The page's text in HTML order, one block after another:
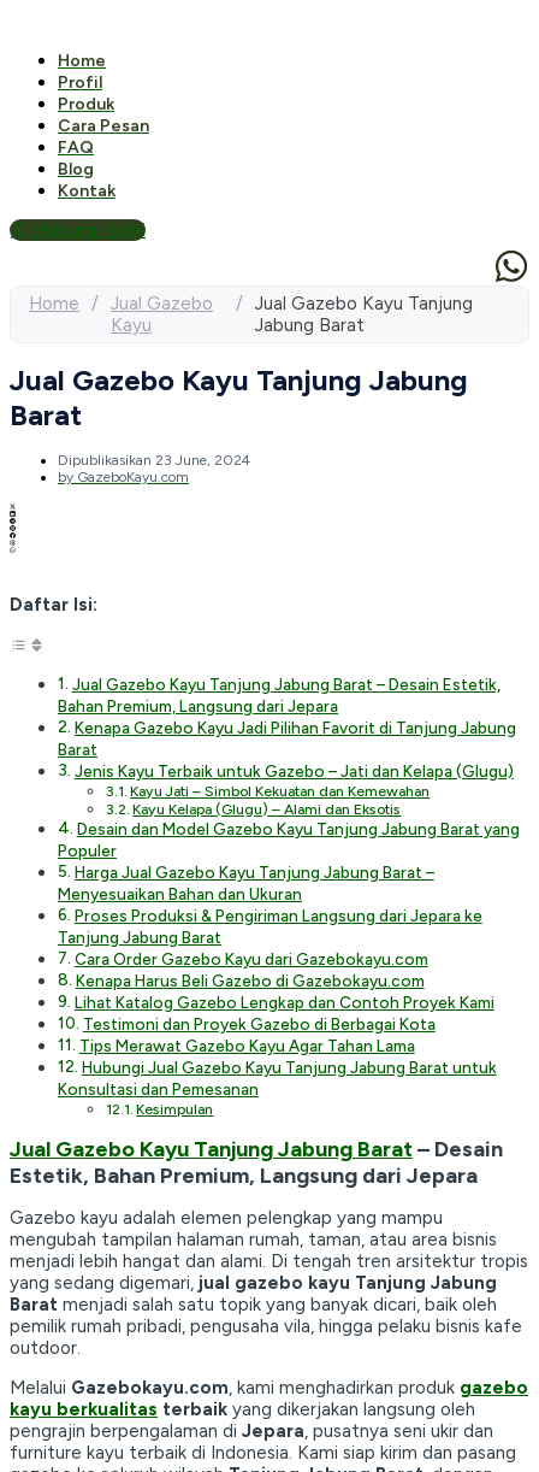
Home
Profil
Produk
Cara Pesan
FAQ
Blog
Kontak
Hubungi Kami
Home / Jual Gazebo
Kayu
/ Jual Gazebo Kayu Tanjung
Jabung Barat
Jual Gazebo Kayu Tanjung Jabung
Barat
Dipublikasikan 23 June, 2024
by GazeboKayu.com
Daftar Isi:
Jual Gazebo Kayu Tanjung Jabung Barat – Desain Estetik,
Bahan Premium, Langsung dari Jepara
Kenapa Gazebo Kayu Jadi Pilihan Favorit di Tanjung Jabung
Barat
Jenis Kayu Terbaik untuk Gazebo – Jati dan Kelapa (Glugu)
Kayu Jati – Simbol Kekuatan dan Kemewahan
Kayu Kelapa (Glugu) – Alami dan Eksotis
Desain dan Model Gazebo Kayu Tanjung Jabung Barat yang
Populer
Harga Jual Gazebo Kayu Tanjung Jabung Barat –
Menyesuaikan Bahan dan Ukuran
Proses Produksi & Pengiriman Langsung dari Jepara ke
Tanjung Jabung Barat
Cara Order Gazebo Kayu dari Gazebokayu.com
Kenapa Harus Beli Gazebo di Gazebokayu.com
Lihat Katalog Gazebo Lengkap dan Contoh Proyek Kami
Testimoni dan Proyek Gazebo di Berbagai Kota
Tips Merawat Gazebo Kayu Agar Tahan Lama
Hubungi Jual Gazebo Kayu Tanjung Jabung Barat untuk
Konsultasi dan Pemesanan
Kesimpulan
Jual Gazebo Kayu Tanjung Jabung Barat– Desain
Estetik, Bahan Premium, Langsung dari Jepara
Gazebo kayu adalah elemen pelengkap yang mampu
mengubah tampilan halaman rumah, taman, atau area bisnis
menjadi lebih hangat dan alami. Di tengah tren arsitektur tropis
yang sedang digemari, jual gazebo kayu Tanjung Jabung
Barat menjadi salah satu topik yang banyak dicari, baik oleh
pemilik rumah pribadi, pengusaha vila, hingga pelaku bisnis kafe
outdoor.
Melalui Gazebokayu.com, kami menghadirkan produk gazebo
kayu berkualitas terbaik yang dikerjakan langsung oleh
pengrajin berpengalaman di Jepara, pusatnya seni ukir dan
furniture kayu terbaik di Indonesia. Kami siap kirim dan pasang